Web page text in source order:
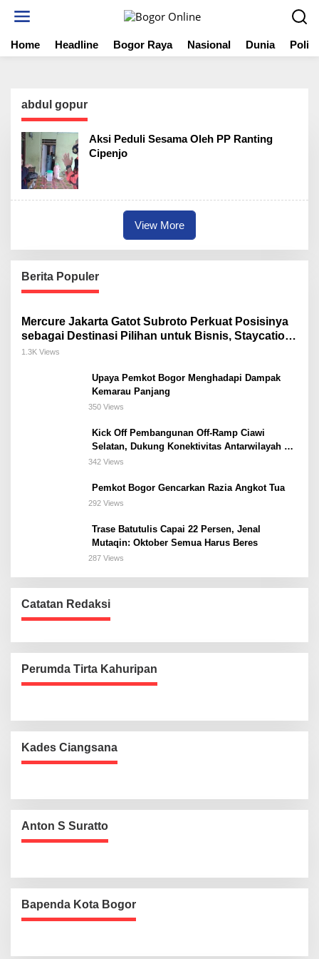
t
Home Headline Bogor Raya Nasional Dunia
abdul gopur
Aksi Peduli Sesama Oleh PP Ranting
Cipenjo
View More
Berita Populer
Mercure Jakarta Gatot Subroto Perkuat Posisinya
sebagai Destinasi Pilihan untuk Bisnis, Staycation,
Meeting, dan Kuliner di Jakarta Selatan
1.3K Views
Upaya Pemkot Bogor Menghadapi Dampak
Kemarau Panjang
350 Views
Kick Off Pembangunan Off-Ramp Ciawi
Selatan, Dukung Konektivitas Antarwilayah di
Bogor Selatan
342 Views
Pemkot Bogor Gencarkan Razia Angkot Tua
292 Views
Trase Batutulis Capai 22 Persen, Jenal
Mutaqin: Oktober Semua Harus Beres
287 Views
Catatan Redaksi
Perumda Tirta Kahuripan
Kades Ciangsana
Anton S Suratto
Bapenda Kota Bogor